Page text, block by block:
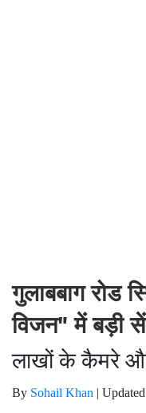
गुलाबबाग रोड
विजन" में बड़ी
लाखों के कैमरे
By Sohail Khan |